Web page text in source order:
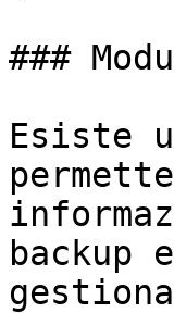
###
Esiste